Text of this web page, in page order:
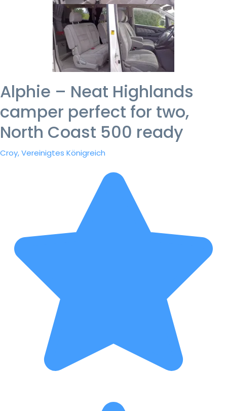
Alphie – Neat Highlands
camper perfect for two,
North Coast 500 ready
Croy, Vereinigtes Königreich